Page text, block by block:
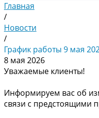
Главная
/
Новости
/
График работы 9 мая
8 мая 2026
Уважаемые клиенты!
Информируем вас об
связи с предстоящими